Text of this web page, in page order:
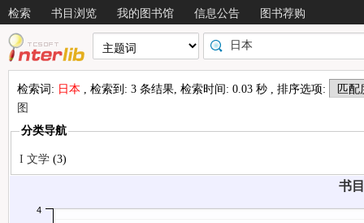
检索 书目浏览 我的图书馆 信息公告 图书荐购
检索词: 日本 , 检索到: 3 条结果, 检索时间: 0.03 秒 , 排序选项:
图
分类导航
I 文学(3)
书
4